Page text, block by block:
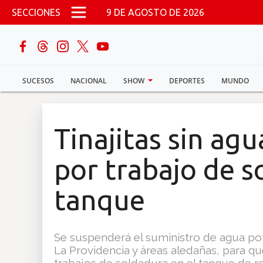
Pasar al contenido principal
SECCIONES 9 DE AGOSTO DE 2026
SUCESOS NACIONAL SHOW DEPORTES MUNDO
buscar
Sucesos
Tinajitas sin
por trabajo de
tanque
Se suspenderá el suministro de agua
La Providencia y áreas aledañas, para